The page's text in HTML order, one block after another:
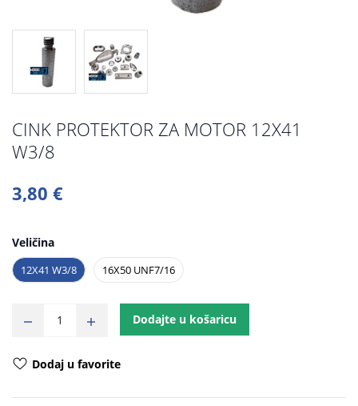
CINK PROTEKTOR ZA MOTOR 12X41
W3/8
3,80 €
Veličina
12X41 W3/8 16X50 UNF7/16
Dodajte u košaricu
Dodaj u favorite